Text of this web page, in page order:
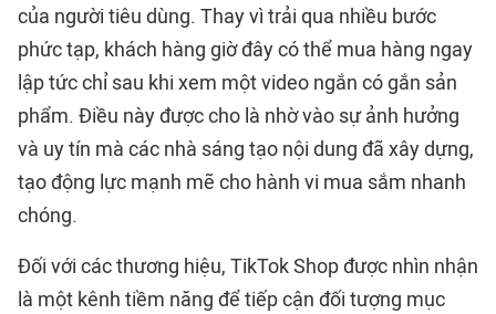
của người tiêu dùng. Thay vì trải qua nhiều bước
phức tạp, khách hàng giờ đây có thể mua hàng ngay
lập tức chỉ sau khi xem một video ngắn có gắn sản
phẩm. Điều này được cho là nhờ vào sự ảnh hưởng
và uy tín mà các nhà sáng tạo nội dung đã xây dựng,
tạo động lực mạnh mẽ cho hành vi mua sắm nhanh
chóng.
Đối với các thương hiệu, TikTok Shop được nhìn nhận
là một kênh tiềm năng để tiếp cận đối tượng mục